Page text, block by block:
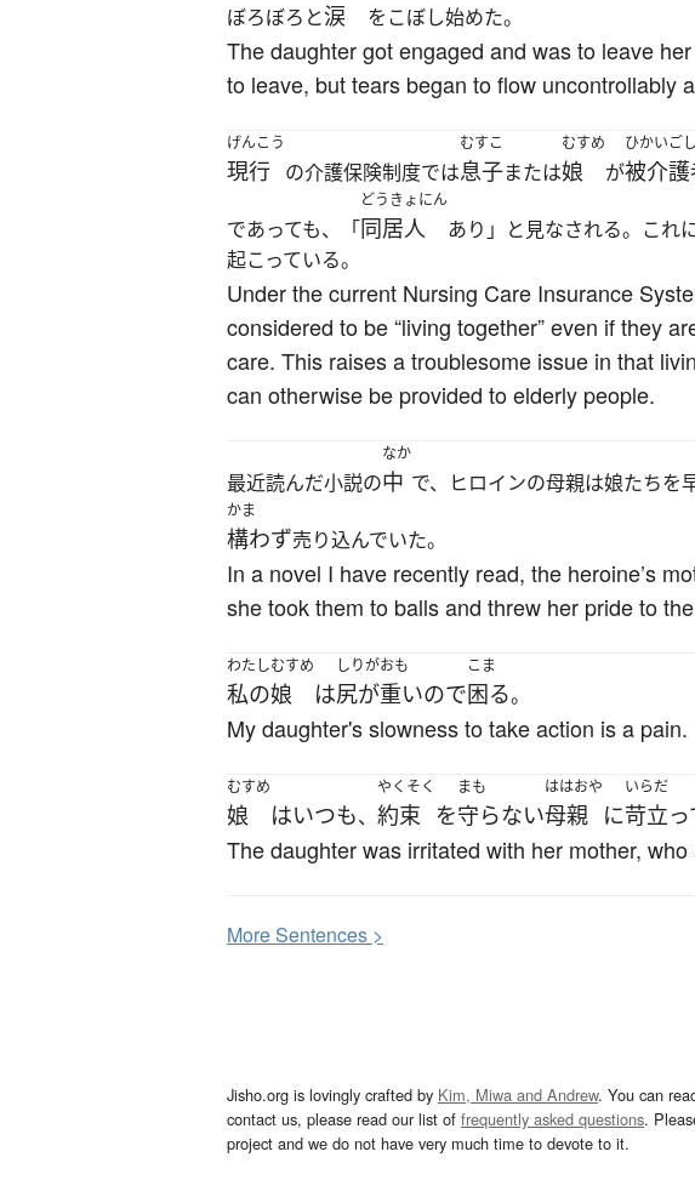
ぼろぼろと涙 をこぼし始めた。
The daughter got engaged and was to leave
to leave, but tears began to flow uncontrollably
げんこう
現行 の介護保険制度では
むすこ
息子または
むすめ
娘 が
ひかいご
被介護
であっても、「
どうきょにん
同居人 あり」と見なされる。これ
起こっている。
Under the current Nursing Care Insurance
considered to be “living together” even if they
care. This raises a troublesome issue in that
can otherwise be provided to elderly people.
最近読んだ小説の
なか
中 で、ヒロインの母親は娘たちを
かま
構わず売り込んでいた。
In a novel I have recently read, the heroine’s
she took them to balls and threw her pride to
わたし
私の
むすめ
娘 は
しりがおも
尻が重いので
こま
困る。
My daughter's slowness to take action is a pain.
むすめ
娘 はいつも、
やくそく
約束 を
まも
守らない
ははおや
母親 に
いらだ
苛立
The daughter was irritated with her mother,
MoreSentences >
Jisho.org is lovingly crafted by Kim, Miwa and Andrew. You can
contact us, please read our list of frequently asked questions.
project and we do not have very much time to devote to it.